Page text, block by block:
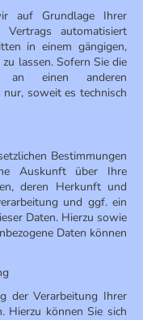
auf Grundlage Ihrer
automatisiert
in einem gängigen,
lassen. Sofern Sie die
an einen anderen
soweit es technisch
Bestimmungen
Auskunft über Ihre
deren Herkunft und
und ggf. ein
Daten. Hierzu sowie
Daten können
der Verarbeitung Ihrer
Hierzu können Sie sich